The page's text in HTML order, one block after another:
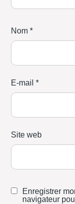
Nom*
E-mail*
Site web
Enregistrer
navigateur